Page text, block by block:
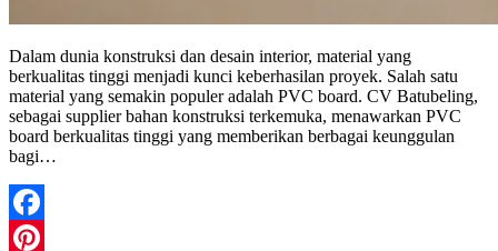
Dalam dunia konstruksi dan desain interior, material yang
berkualitas tinggi menjadi kunci keberhasilan proyek. Salah satu
material yang semakin populer adalah PVC board. CV Batubeling,
sebagai supplier bahan konstruksi terkemuka, menawarkan PVC
board berkualitas tinggi yang memberikan berbagai keunggulan
bagi…
Facebook